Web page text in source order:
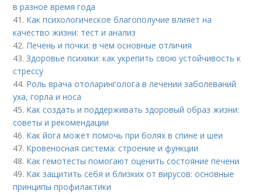
в разное время года
41. Как психологическое благополучие влияет на
качество жизни: тест и анализ
42. Печень и почки: в чем основные отличия
43.Здоровье психики: как укрепить свою устойчивость к
стрессу
44. Роль врача отоларинголога в лечении заболеваний
уха, горла и носа
45. Как создать и поддерживать здоровый образ жизни:
советы и рекомендации
46. Как йога может помочь при болях в спине и шеи
47. Кровеносная система: строение и функции
48. Как гемотесты помогают оценить состояние печени
49. Как защитить себя и близких от вирусов: основные
принципы профилактики